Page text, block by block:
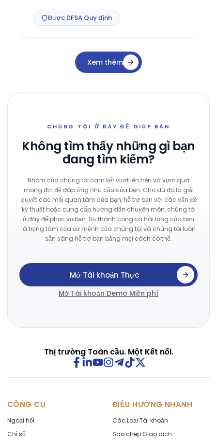
Được DFSA Quy định
Xem thêm
CHÚNG TÔI Ở ĐÂY ĐỂ GIÚP BẠN
Không tìm thấy những gì bạn
đang tìm kiếm?
Nhóm của chúng tôi cam kết vượt lên trên và vượt quá
mong đợi để đáp ứng nhu cầu của bạn. Cho dù đó là giải
quyết các mối quan tâm của bạn, hỗ trợ bạn với các vấn đề
kỹ thuật hoặc cung cấp hướng dẫn chuyên môn, chúng tôi
ở đây để phục vụ bạn. Sự thành công và hài lòng của bạn
là trọng tâm của sứ mệnh của chúng tôi và chúng tôi luôn
sẵn sàng hỗ trợ bạn bằng mọi cách có thể.
Mở Tài khoản Thực
Mở Tài khoản Demo Miễn phí
Thị trường Toàn cầu. Một Kết nối.
CÔNG CỤ
Ngoại hối
Chỉ số
ĐIỀU HƯỚNG NHANH
Các Loại Tài khoản
Sao chép Giao dịch